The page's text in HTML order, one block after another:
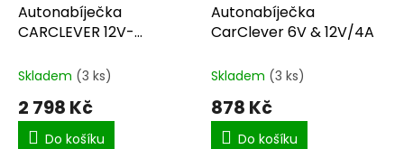
Autonabíječka
CARCLEVER 12V-
250Amp
Skladem (3 ks)
2 798 Kč
Do košíku
Autonabíječka
CarClever 6V & 12V/4A
Skladem (3 ks)
878 Kč
Do košíku